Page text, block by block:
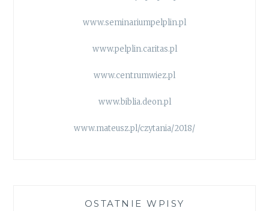
www.seminariumpelplin.pl
www.pelplin.caritas.pl
www.centrumwiez.pl
www.biblia.deon.pl
www.mateusz.pl/czytania/2018/
OSTATNIE WPISY